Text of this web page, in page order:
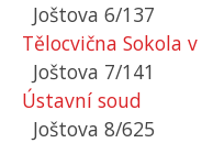
Joštova 6/137
Tělocvična Sokola
Joštova 7/141
Ústavní soud
Joštova 8/625